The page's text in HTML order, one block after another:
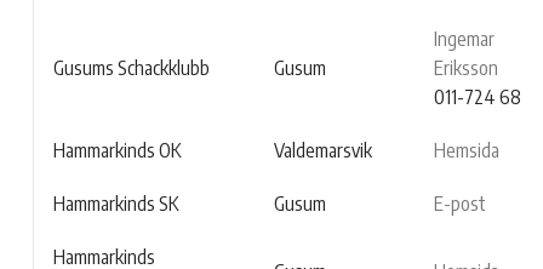
Gusums Schackklubb Gusum
Ingemar
Eriksson
011-724 68
Hammarkinds OK Valdemarsvik Hemsida
Hammarkinds SK Gusum E-post
Hammarkinds